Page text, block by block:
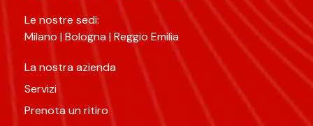
Le nostre sedi:
Milano | Bologna | Reggio Emilia
La nostra azienda
Servizi
Prenota un ritiro